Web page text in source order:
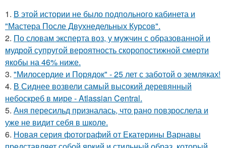
1. В этой истории не было подпольного кабинета и
"Мастера После Двухнедельных Курсов".
2. По словам эксперта воз, у мужчин с образованной и
мудрой супругой вероятность скоропостижной смерти
якобы на 46% ниже.
3. "Милосердие и Порядок" - 25 лет с заботой о земляках!
4. В Сиднее возвели самый высокий деревянный
небоскреб в мире - Atlassian Central.
5. Аня пересильд призналась, что рано повзрослела и
уже не видит себя в школе.
6. Новая серия фотографий от Екатерины Варнавы